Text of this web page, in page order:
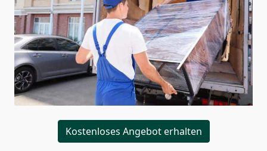
Kostenloses Angebot erhalten